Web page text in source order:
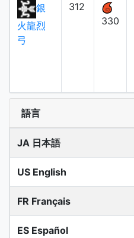
銀
火龍烈
弓
312
330
語言
JA 日本語
US English
FR Français
ES Español